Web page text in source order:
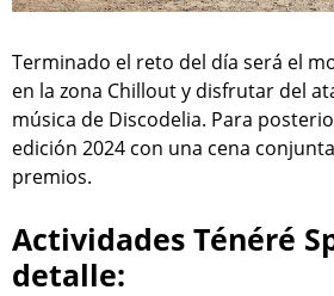
Terminado el reto del día será el
en la zona Chillout y disfrutar del
música de Discodelia. Para
edición 2024 con una cena
premios.
Actividades Ténéré
detalle: